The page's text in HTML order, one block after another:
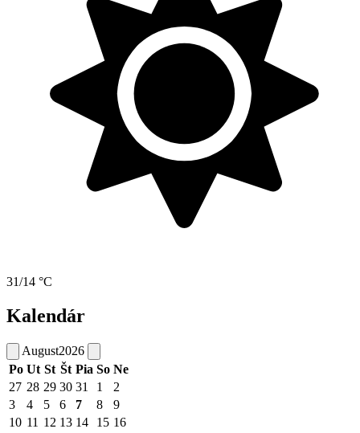
31/14 °C
Kalendár
August2026
Po Ut St Št Pia So Ne
27 28 29 30 31 1
2
3
4 5 6 7 8
9
10 11 12 13 14 15 16